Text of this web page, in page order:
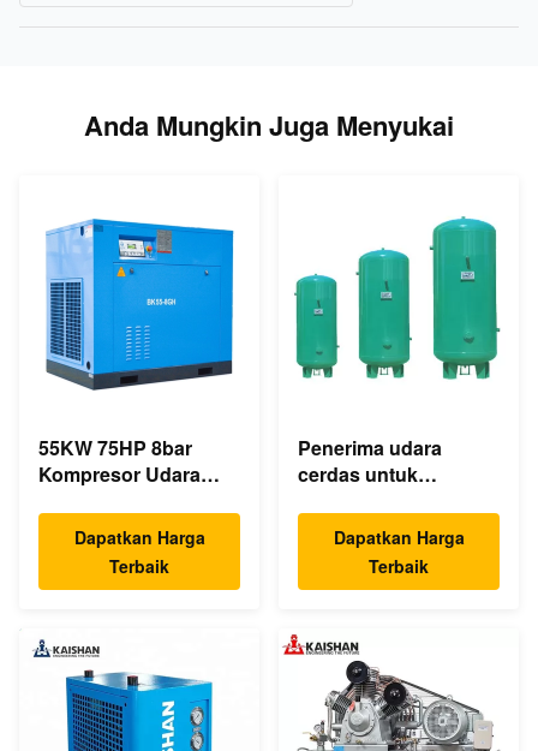
Anda Mungkin Juga Menyukai
55KW 75HP 8bar
Kompresor Udara
350cfm Drive
Langsung Asinkron
Dapatkan Harga
Terbaik
Penerima udara
cerdas untuk
ekspansi Kompresor
Udara 1.0m³
Dapatkan Harga
Terbaik